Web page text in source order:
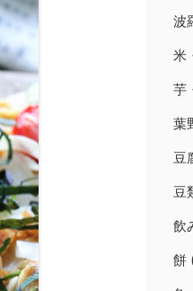
波
米
芋
葉
豆
豆
飲
餅